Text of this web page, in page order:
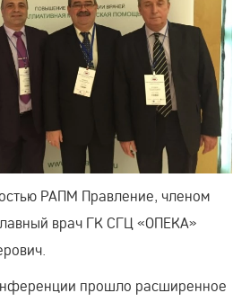
РАПМ Правление, членом
врач ГК СГЦ «ОПЕКА»
прошло расширенное